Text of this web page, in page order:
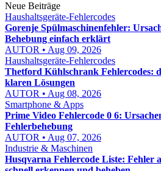
Neue Beiträge
Haushaltsgeräte-Fehlercodes
Gorenje Spülmaschinenfehler:
Behebung einfach erklärt
AUTOR • Aug 09, 2026
Haushaltsgeräte-Fehlercodes
Thetford Kühlschrank Fehlercodes:
klaren Lösungen
AUTOR • Aug 08, 2026
Smartphone & Apps
Prime Video Fehlercode 0 6:
Fehlerbehebung
AUTOR • Aug 07, 2026
Industrie & Maschinen
Husqvarna Fehlercode Liste: Fehler